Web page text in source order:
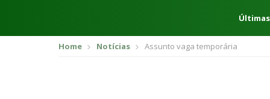
Home Notícias Assunto vaga temporária